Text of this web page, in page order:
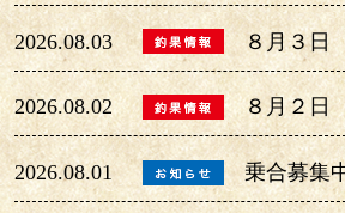
2026.08.03 ８月３日
2026.08.02 ８月２日
2026.08.01 乗合募集